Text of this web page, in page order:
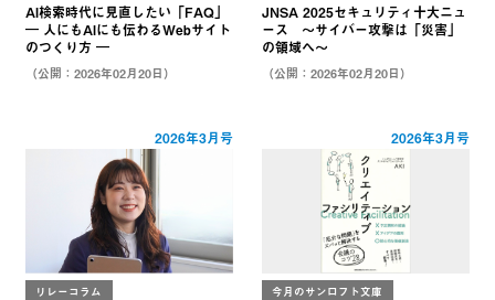
AI検索時代に見直したい「FAQ」
― 人にもAIにも伝わるWebサイト
のつくり方 ―
（公開：2026年02月20日）
JNSA 2025セキュリティ十大ニュ
ース ～サイバー攻撃は「災害」
の領域へ～
（公開：2026年02月20日）
2026年3月号
リレーコラム
2026年3月号
今月のサンロフト文庫